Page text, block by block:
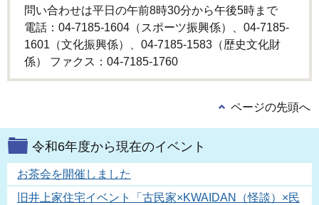
問い合わせは平日の午前8時30分から午後5時まで
電話：04-7185-1604（スポーツ振興係）、04-7185-
1601（文化振興係）、04-7185-1583（歴史文化財
係） ファクス：04-7185-1760
ページの先頭へ
令和6年度から現在のイベント
お茶会を開催しました
旧井上家住宅イベント「古民家×KWAIDAN（怪談）×民